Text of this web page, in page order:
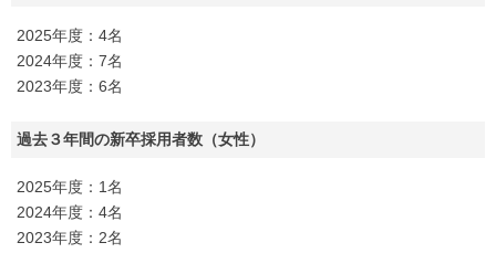
2025年度：4名
2024年度：7名
2023年度：6名
過去３年間の新卒採用者数（女性）
2025年度：1名
2024年度：4名
2023年度：2名